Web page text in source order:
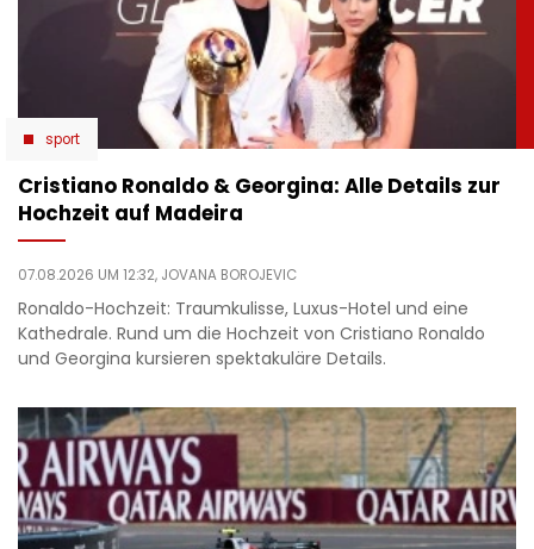
sport
Cristiano Ronaldo & Georgina: Alle Details zur
Hochzeit auf Madeira
07.08.2026 UM 12:32, JOVANA BOROJEVIC
Ronaldo-Hochzeit: Traumkulisse, Luxus-Hotel und eine
Kathedrale. Rund um die Hochzeit von Cristiano Ronaldo
und Georgina kursieren spektakuläre Details.